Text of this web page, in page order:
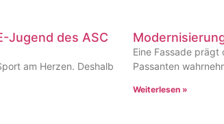
Jugend des ASC
am Herzen. Deshalb
Eine Fassade prägt
Passanten
Weiterlesen »